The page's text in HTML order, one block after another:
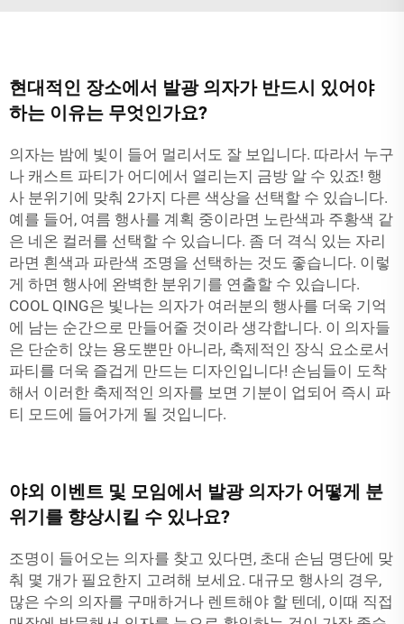
현대적인 장소에서 발광 의자가 반드시 있어야
하는 이유는 무엇인가요?
의자는 밤에 빛이 들어 멀리서도 잘 보입니다. 따라서 누구
나 캐스트 파티가 어디에서 열리는지 금방 알 수 있죠! 행
사 분위기에 맞춰 2가지 다른 색상을 선택할 수 있습니다.
예를 들어, 여름 행사를 계획 중이라면 노란색과 주황색 같
은 네온 컬러를 선택할 수 있습니다. 좀 더 격식 있는 자리
라면 흰색과 파란색 조명을 선택하는 것도 좋습니다. 이렇
게 하면 행사에 완벽한 분위기를 연출할 수 있습니다.
COOL QING은 빛나는 의자가 여러분의 행사를 더욱 기억
에 남는 순간으로 만들어줄 것이라 생각합니다. 이 의자들
은 단순히 앉는 용도뿐만 아니라, 축제적인 장식 요소로서
파티를 더욱 즐겁게 만드는 디자인입니다! 손님들이 도착
해서 이러한 축제적인 의자를 보면 기분이 업되어 즉시 파
티 모드에 들어가게 될 것입니다.
야외 이벤트 및 모임에서 발광 의자가 어떻게 분
위기를 향상시킬 수 있나요?
조명이 들어오는 의자를 찾고 있다면, 초대 손님 명단에 맞
춰 몇 개가 필요한지 고려해 보세요. 대규모 행사의 경우,
많은 수의 의자를 구매하거나 렌트해야 할 텐데, 이때 직접